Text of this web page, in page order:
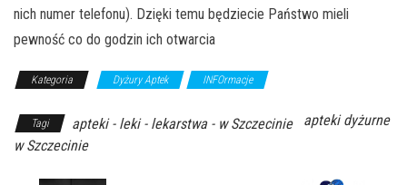
nich numer telefonu). Dzięki temu będziecie Państwo mieli
pewność co do godzin ich otwarcia
Kategoria Dyżury Aptek INFOrmacje
Tagi apteki - leki - lekarstwa - w Szczecinie
apteki dyżurne
w Szczecinie